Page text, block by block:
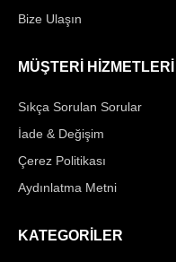
Bize Ulaşın
MÜŞTERİ HİZMETLERİ
Sıkça Sorulan Sorular
İade & Değişim
Çerez Politikası
Aydınlatma Metni
KATEGORİLER